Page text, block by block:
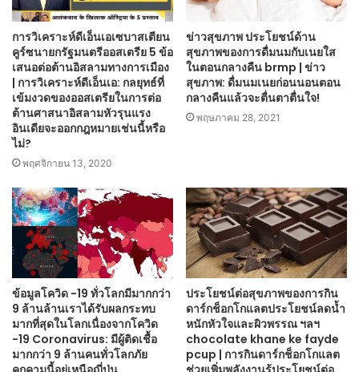
การวิเคราะห์ดีเอ็นเอเซบาสเตียน
คูร์ซนายกรัฐมนตรีออสเตรีย 5 ข้อ
เสนอต่อต้านอิสลามทางการเมือง
| การวิเคราะห์ดีเอ็นเอ: กลยุทธ์ที่
เข้มงวดของออสเตรียในการต่อ
ต้านศาสนาอิสลามหัวรุนแรง
อินเดียจะออกกฎหมายเช่นนี้หรือ
ไม่?
พฤศจิกายน 13, 2020
ข่าวสุขภาพ ประโยชน์ด้าน
สุขภาพของการดื่มนมกับเนยใส
ในตอนกลางคืน brmp | ข่าว
สุขภาพ: ดื่มนมเนยก่อนนอนตอน
กลางคืนแล้วจะตื่นตาตื่นใจ!
พฤษภาคม 28, 2021
ข้อมูลโควิด -19 ทั่วโลกมีมากกว่า
9 ล้านล้านเราได้รับผลกระทบ
มากที่สุดในโลกเนื่องจากโควิด
-19 Coronavirus: มีผู้ติดเชื้อ
มากกว่า 9 ล้านคนทั่วโลกภัย
ประโยชน์ต่อสุขภาพของการกิน
ดาร์กช็อกโกแลตประโยชน์ลดน้ำ
หนักหัวใจและผิวพรรณ ฯลฯ
chocolate khane ke fayde
pcup | การกินดาร์กช็อกโกแลต